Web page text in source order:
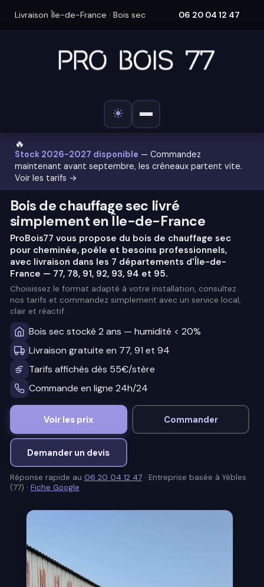
Livraison Île-de-France · Bois sec 06 20 04 12 47
☀
🔥
Stock 2026-2027 disponible — Commandez
maintenant avant septembre, les créneaux partent vite.
Voir les tarifs →
Bois de chauffage sec livré
simplement en Île-de-France
ProBois77 vous propose du bois de chauffage sec
pour cheminée, poêle et besoins professionnels,
avec livraison dans les 7 départements d'Île-de-
France — 77, 78, 91, 92, 93, 94 et 95.
Choisissez le format adapté à votre installation, consultez
nos tarifs et commandez simplement avec un service local,
clair et réactif.
Bois sec stocké 2 ans — humidité < 20%
Livraison gratuite en 77, 91 et 94
Tarifs affichés dès 55€/stère
Commande en ligne 24h/24
Voir les prix Commander
Demander un devis
Réponse rapide au 06 20 04 12 47· Entreprise basée à Yèbles
(77) · Fiche Google